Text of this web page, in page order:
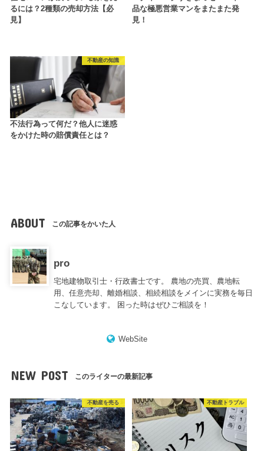
るには？2種類の売却方法【必
見】
品な極悪営業マンをまたまた発
見！
不動産の知識
不法行為って何だ？他人に迷惑
をかけた時の賠償責任とは？
ABOUT この記事をかいた人
pro
宅地建物取引士・行政書士です。 農地の売買、農地転
用、任意売却、離婚相談、相続相談をメインに実務を毎日
こなしています。 困った時はぜひご相談を！
WebSite
NEW POST このライターの最新記事
不動産を売る 不動産トラブル